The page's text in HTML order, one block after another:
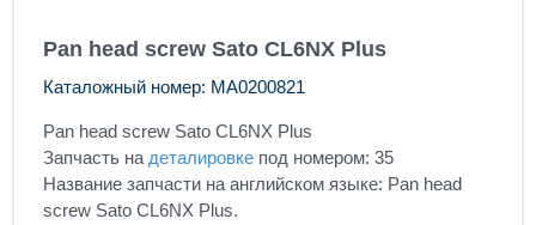
Pan head screw Sato CL6NX Plus
Каталожный номер: MA0200821
Pan head screw Sato CL6NX Plus
Запчасть на деталировке под номером: 35
Название запчасти на английском языке: Pan head
screw Sato CL6NX Plus.